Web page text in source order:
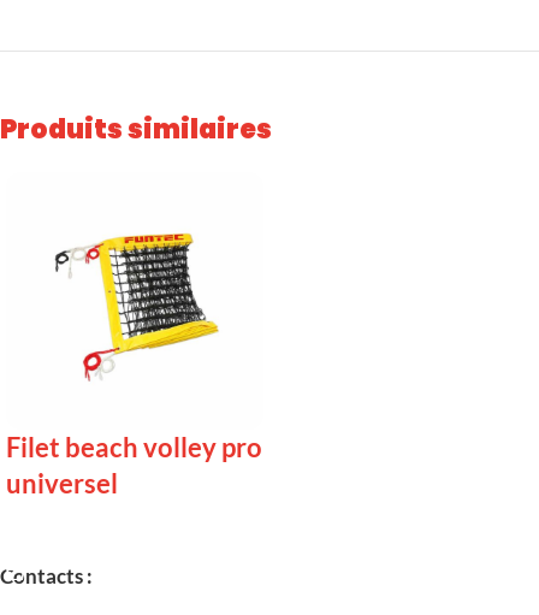
Produits similaires
Filet beach volley pro
universel
Contacts :